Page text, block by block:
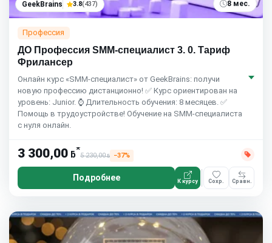
GeekBrains 3.8(437) 8 мес.
Профессия
ДО Профессия SMM-специалист 3. 0. Тариф
Фрилансер
Онлайн курс «SMM-специалист» от GeekBrains: получи
новую профессию дистанционно! ✅ Курс ориентирован на
уровень: Junior. ⌚ Длительность обучения: 8 месяцев. ✅
Помощь в трудоустройстве! Обучение на SMM-специалиста
с нуля онлайн.
3 300,00 ƃ*
5 230,00ƃ −37%
Подробнее К курсу Сохр. Сравн.